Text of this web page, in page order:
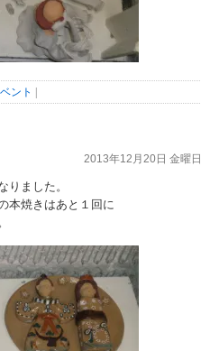
ント
2013年12月20日 金曜日
りました。
本焼きはあと１回に